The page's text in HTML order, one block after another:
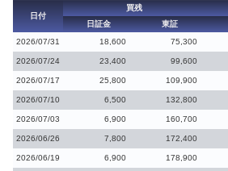
日付
買残
日証金
東証
2026/07/31
18,600 75,300
2026/07/24 23,400 99,600
2026/07/17 25,800 109,900
2026/07/10 6,500 132,800
2026/07/03 6,900 160,700
2026/06/26 7,800 172,400
2026/06/19 6,900 178,900